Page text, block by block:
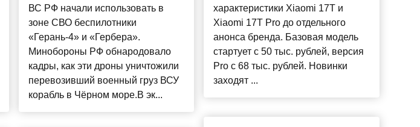
ВС РФ начали использовать в
зоне СВО беспилотники
«Герань-4» и «Гербера».
Минобороны РФ обнародовало
кадры, как эти дроны уничтожили
перевозивший военный груз ВСУ
корабль в Чёрном море.В эк...
характеристики Xiaomi 17T и
Xiaomi 17T Pro до отдельного
анонса бренда. Базовая модель
стартует с 50 тыс. рублей, версия
Pro с 68 тыс. рублей. Новинки
заходят ...